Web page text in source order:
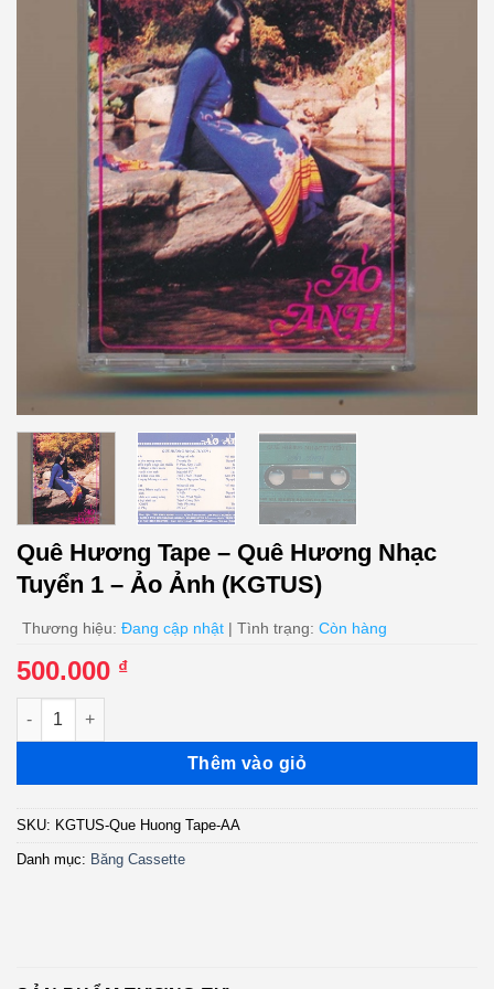
Quê Hương Tape – Quê Hương Nhạc
Tuyển 1 – Ảo Ảnh (KGTUS)
Thương hiệu: Đang cập nhật | Tình trạng: Còn hàng
500.000 ₫
Quê Hương Tape - Quê Hương Nhạc Tuyển 1 - Ảo Ảnh
Thêm vào giỏ
SKU: KGTUS-Que Huong Tape-AA
Danh mục: Băng Cassette